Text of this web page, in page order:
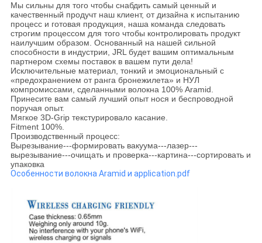
Мы сильны для того чтобы снабдить самый ценный и
качественный продучт наш клиент, от дизайна к испытанию
процесс и готовая продукция, наша команда следовать
строгим процессом для того чтобы контролировать продукт
наилучшим образом. Основанный на нашей сильной
способности в индустрии, JRL будет вашим оптимальным
партнером схемы поставок в вашем пути дела!
Исключительные материал, тонкий и эмоциональный с
«предохранением от ранга бронежилета» и НУЛ
компромиссами, сделанными волокна 100% Aramid.
Принесите вам самый лучший опыт нося и беспроводной
поручая опыт.
Мягкое 3D-Grip текстурировало касание.
Fitment 100%.
Производственный процесс:
Вырезывание---формировать вакуума---лазер---
вырезывание---очищать и проверка---картина---сортировать и
упаковка
Особенности волокна Aramid и application.pdf